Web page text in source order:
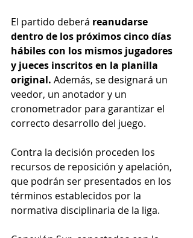
El partido deberá reanudarse
dentro de los próximos cinco días
hábiles con los mismos jugadores
y jueces inscritos en la planilla
original. Además, se designará un
veedor, un anotador y un
cronometrador para garantizar el
correcto desarrollo del juego.
Contra la decisión proceden los
recursos de reposición y apelación,
que podrán ser presentados en los
términos establecidos por la
normativa disciplinaria de la liga.